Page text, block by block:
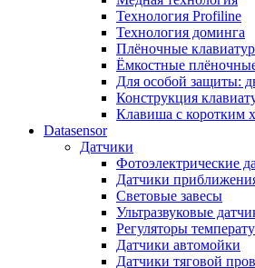
Технология Profiline
Технология доминга
Плёночные
Ёмкостные
Для особой защиты:
Конструкция
Клавиша с коротким
Datasensor
Датчики
Фотоэлектрические
Датчики
Световые завесы
Ультразвуковые
Регуляторы
Датчики автомойки
Датчики тяговой